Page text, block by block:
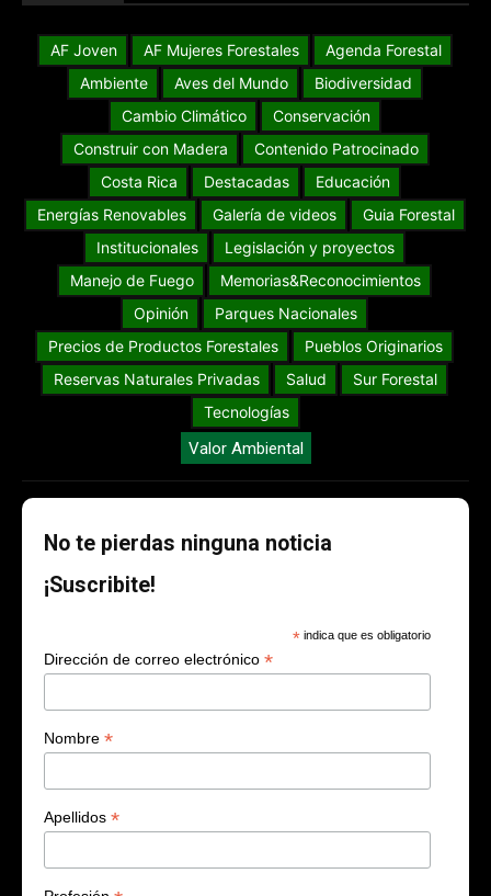
AF Joven AF Mujeres Forestales
Agenda Forestal
Ambiente
Aves del Mundo
Biodiversidad
Cambio Climático
Conservación
Construir con Madera
Contenido Patrocinado
Costa Rica
Destacadas
Educación
Energías Renovables
Galería de videos
Guia Forestal
Institucionales
Legislación y proyectos
Manejo de Fuego
Memorias&Reconocimientos
Opinión
Parques Nacionales
Precios de Productos Forestales
Pueblos Originarios
Reservas Naturales Privadas
Salud
Sur Forestal
Tecnologías
Valor Ambiental
No te pierdas ninguna noticia
¡Suscribite!
* indica que es obligatorio
Dirección de correo electrónico *
Nombre *
Apellidos *